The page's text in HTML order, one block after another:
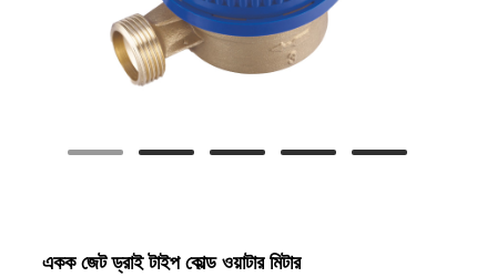
একক জেট ড্রাই টাইপ কোল্ড ওয়াটার মিটার